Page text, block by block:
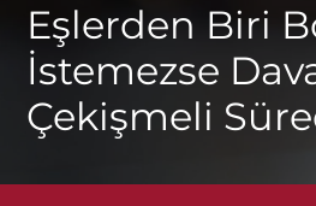
Eşlerden Biri
İstemezse
Çekişmeli